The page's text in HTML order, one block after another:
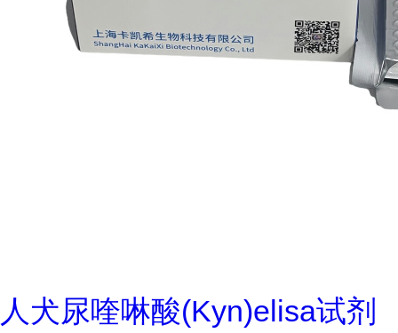
人犬尿喹啉酸(Kyn)elisa试剂